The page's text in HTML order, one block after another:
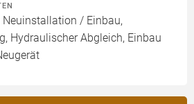
Neuinstallation / Einbau,
Hydraulischer Abgleich, Einbau